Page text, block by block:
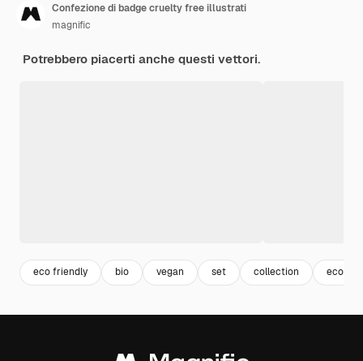
Confezione di badge cruelty free illustrati
magnific
Potrebbero piacerti anche questi vettori.
eco friendly bio vegan set collection eco